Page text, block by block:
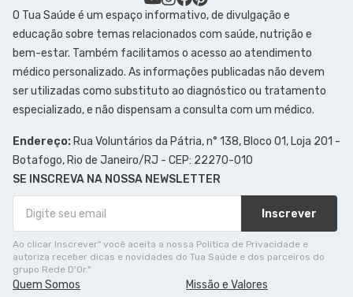
O Tua Saúde é um espaço informativo, de divulgação e
educação sobre temas relacionados com saúde, nutrição e
bem-estar. Também facilitamos o acesso ao atendimento
médico personalizado. As informações publicadas não devem
ser utilizadas como substituto ao diagnóstico ou tratamento
especializado, e não dispensam a consulta com um médico.
Endereço: Rua Voluntários da Pátria, n° 138, Bloco 01, Loja 201 -
Botafogo, Rio de Janeiro/RJ - CEP: 22270-010
SE INSCREVA NA NOSSA NEWSLETTER
Inscrever
Ao clicar Inscrever" você aceita a nossa Política de Privacidade e
autoriza receber dicas e novidades do Tua Saúde e dos parceiros do
grupo Rede D'Or."
Quem Somos Missão e Valores